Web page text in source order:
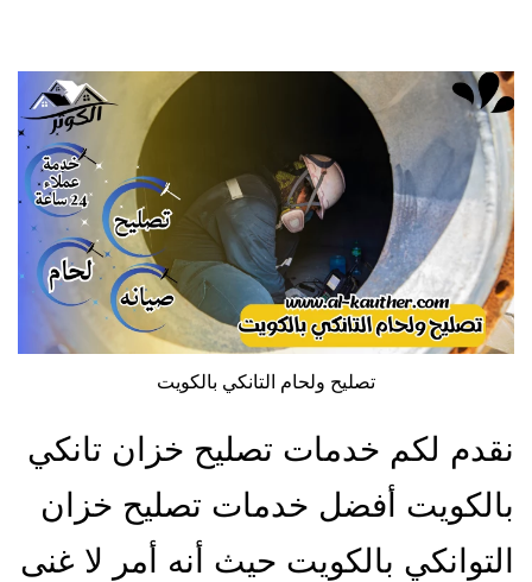
تصليح ولحام التانكي بالكويت
نقدم لكم خدمات تصليح خزان تانكي
بالكويت أفضل خدمات تصليح خزان
التوانكي بالكويت حيث أنه أمر لا غنى